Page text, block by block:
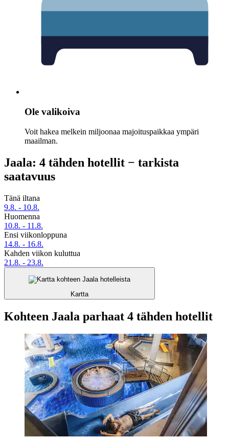
Ole valikoiva
Voit hakea melkein miljoonaa majoituspaikkaa ympäri
maailman.
Jaala: 4 tähden hotellit − tarkista
saatavuus
Tänä iltana
9.8. - 10.8.
Huomenna
10.8. - 11.8.
Ensi viikonloppuna
14.8. - 16.8.
Kahden viikon kuluttua
21.8. - 23.8.
Kartta
Kohteen Jaala parhaat 4 tähden hotellit